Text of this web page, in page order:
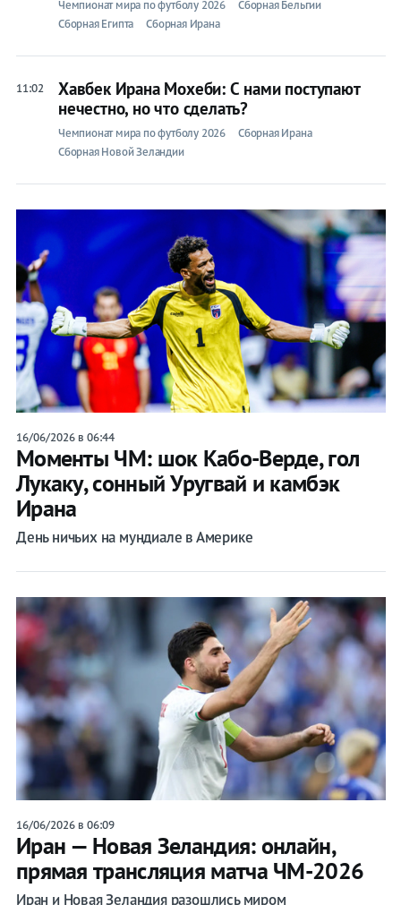
Чемпионат мира по футболу 2026
Сборная Бельгии
Сборная Египта
Сборная Ирана
11:02
Хавбек Ирана Мохеби: С нами поступают
нечестно, но что сделать?
Чемпионат мира по футболу 2026
Сборная Ирана
Сборная Новой Зеландии
16/06/2026 в 06:44
Моменты ЧМ: шок Кабо-Верде, гол
Лукаку, сонный Уругвай и камбэк
Ирана
День ничьих на мундиале в Америке
16/06/2026 в 06:09
Иран — Новая Зеландия: онлайн,
прямая трансляция матча ЧМ-2026
Иран и Новая Зеландия разошлись миром
Игры